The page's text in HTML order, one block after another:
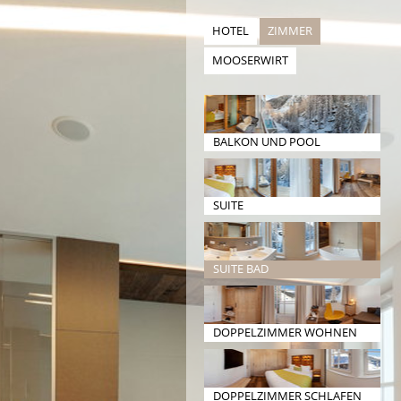
HOTEL
ZIMMER
MOOSERWIRT
BALKON UND POOL
SUITE
SUITE BAD
DOPPELZIMMER WOHNEN
DOPPELZIMMER SCHLAFEN